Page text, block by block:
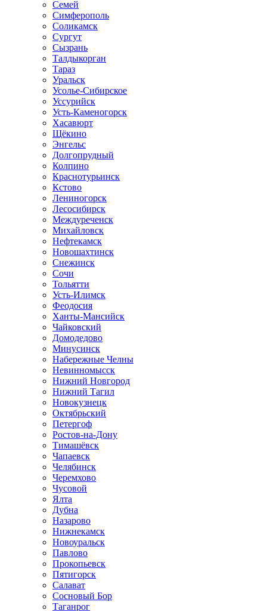
Семей
Симферополь
Соликамск
Сургут
Сызрань
Талдыкорган
Тараз
Уральск
Усолье-Сибирское
Уссурийск
Усть-Каменогорск
Хасавюрт
Щёкино
Энгельс
Долгопрудный
Колпино
Краснотурьинск
Кстово
Лениногорск
Лесосибирск
Междуреченск
Михайловск
Нефтекамск
Новошахтинск
Снежинск
Сочи
Тольятти
Усть-Илимск
Феодосия
Ханты-Мансийск
Чайковский
Домодедово
Минусинск
Набережные Челны
Невинномысск
Нижний Новгород
Нижний Тагил
Новокузнецк
Октябрьский
Петергоф
Ростов-на-Дону
Тимашёвск
Чапаевск
Челябинск
Черемхово
Чусовой
Ялта
Дубна
Назарово
Нижнекамск
Новоуральск
Павлово
Прокопьевск
Пятигорск
Салават
Сосновый Бор
Таганрог